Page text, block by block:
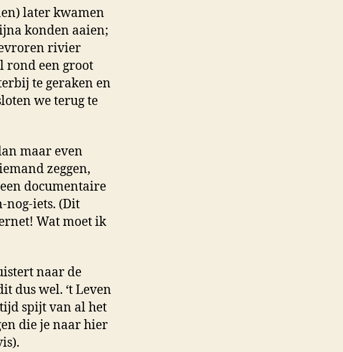
later kwamen
konden aaien;
rivier
rond een groot
te geraken en
we terug te
maar even
zeggen,
documentaire
nog-iets. (Dit
Wat moet ik
naar de
dus wel. ‘t Leven
spijt van al het
die je naar hier